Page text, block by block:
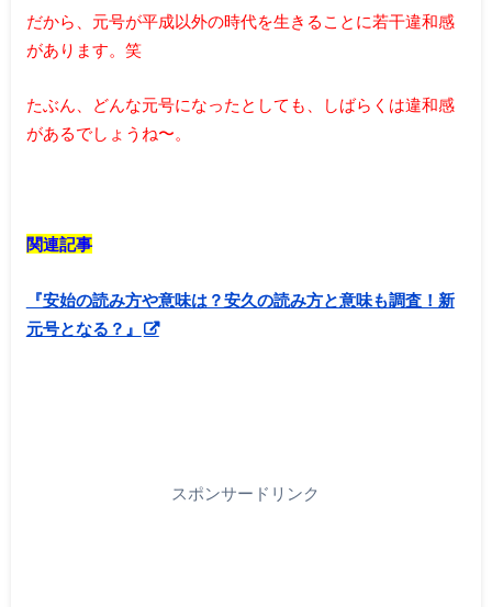
だから、元号が平成以外の時代を生きることに若干違和感
があります。笑
たぶん、どんな元号になったとしても、しばらくは違和感
があるでしょうね〜。
関連記事
『安始の読み方や意味は？安久の読み方と意味も調査！新
元号となる？』
スポンサードリンク